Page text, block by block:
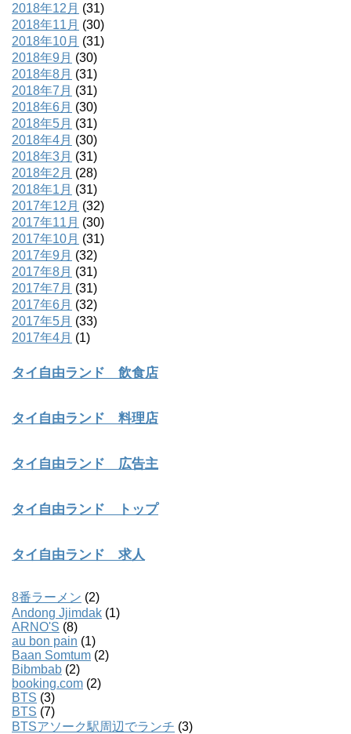
2018年12月 (31)
2018年11月 (30)
2018年10月 (31)
2018年9月 (30)
2018年8月 (31)
2018年7月 (31)
2018年6月 (30)
2018年5月 (31)
2018年4月 (30)
2018年3月 (31)
2018年2月 (28)
2018年1月 (31)
2017年12月 (32)
2017年11月 (30)
2017年10月 (31)
2017年9月 (32)
2017年8月 (31)
2017年7月 (31)
2017年6月 (32)
2017年5月 (33)
2017年4月 (1)
タイ自由ランド 飲食店
タイ自由ランド 料理店
タイ自由ランド 広告主
タイ自由ランド トップ
タイ自由ランド 求人
8番ラーメン (2)
Andong Jjimdak (1)
ARNO'S (8)
au bon pain (1)
Baan Somtum (2)
Bibmbab (2)
booking.com (2)
BTS (3)
BTS (7)
BTSアソーク駅周辺でランチ (3)